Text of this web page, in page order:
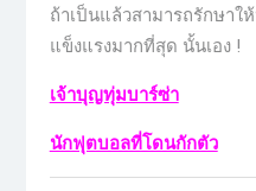
ถ้าเป็นแล้วสามารถรักษา
แข็งแรงมากที่สุด นั้นเอง !
เจ้าบุญทุ่มบาร์ซ่า
นักฟุตบอลที่โดนกักตัว